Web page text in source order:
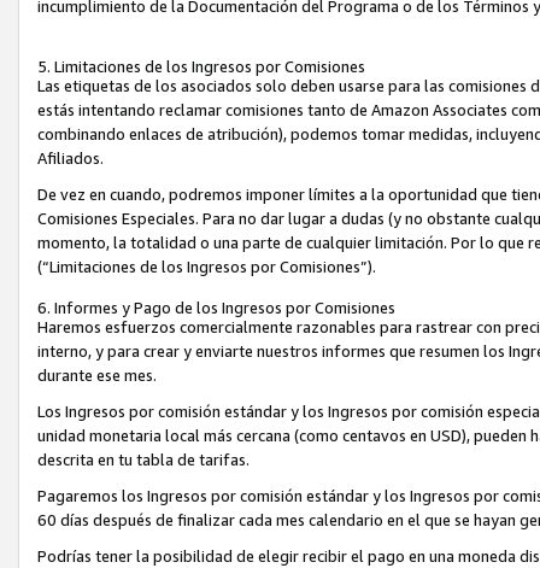
incumplimiento de la Documentación del Programa o de los Términos
5. Limitaciones de los Ingresos por Comisiones
Las etiquetas de los asociados solo deben usarse para las
estás intentando reclamar comisiones tanto de Amazon Associates
combinando enlaces de atribución), podemos tomar medidas,
Afiliados.
De vez en cuando, podremos imponer límites a la oportunidad que
Comisiones Especiales. Para no dar lugar a dudas (y no obstante
momento, la totalidad o una parte de cualquier limitación. Por lo que
(“Limitaciones de los Ingresos por Comisiones”).
6. Informes y Pago de los Ingresos por Comisiones
Haremos esfuerzos comercialmente razonables para rastrear con
interno, y para crear y enviarte nuestros informes que resumen los
durante ese mes.
Los Ingresos por comisión estándar y los Ingresos por comisión
unidad monetaria local más cercana (como centavos en USD),
descrita en tu tabla de tarifas.
Pagaremos los Ingresos por comisión estándar y los Ingresos por
60 días después de finalizar cada mes calendario en el que se hayan
Podrías tener la posibilidad de elegir recibir el pago en una moneda